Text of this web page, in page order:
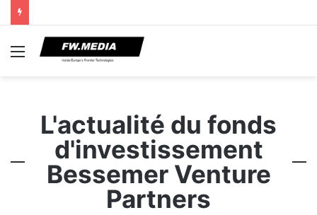
Menu
L'actualité du fonds
d'investissement
Bessemer Venture
Partners